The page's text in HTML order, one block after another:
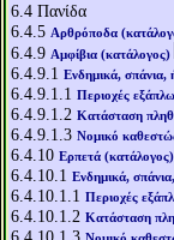
6.4 Πανίδα
6.4.5 Αρθρόποδα
6.4.9 Αμφίβια (κατάλογος)
6.4.9.1 Ενδημικά, σπάνια,
6.4.9.1.1 Περιοχές
6.4.9.1.2 Κατάσταση
6.4.9.1.3 Νομικό
6.4.10 Ερπετά (κατάλογος)
6.4.10.1 Ενδημικά,
6.4.10.1.1 Περιοχές
6.4.10.1.2 Κατάσταση